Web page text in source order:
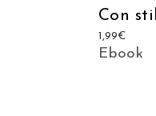
Con
1,99€
Ebook